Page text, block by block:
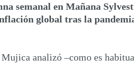
semanal en Mañana
global tras la
analizó –como es